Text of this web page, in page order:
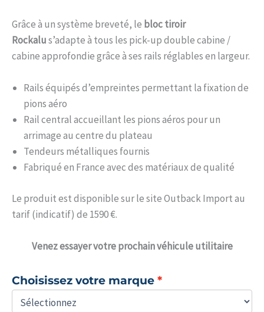
Grâce à un système breveté, le bloc tiroir
Rockalus’adapte à tous les pick-up double cabine /
cabine approfondie grâce à ses rails réglables en largeur.
Rails équipés d’empreintes permettant la fixation de
pions aéro
Rail central accueillant les pions aéros pour un
arrimage au centre du plateau
Tendeurs métalliques fournis
Fabriqué en France avec des matériaux de qualité
Le produit est disponible sur le site Outback Import au
tarif (indicatif) de 1590 €.
Venezessayer votre prochain véhicule utilitaire
Choisissez votre marque